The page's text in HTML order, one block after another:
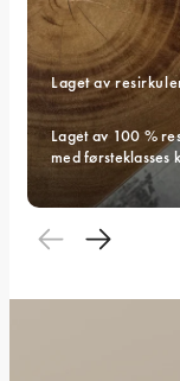
Laget av
Laget av 100 %
med førsteklasses